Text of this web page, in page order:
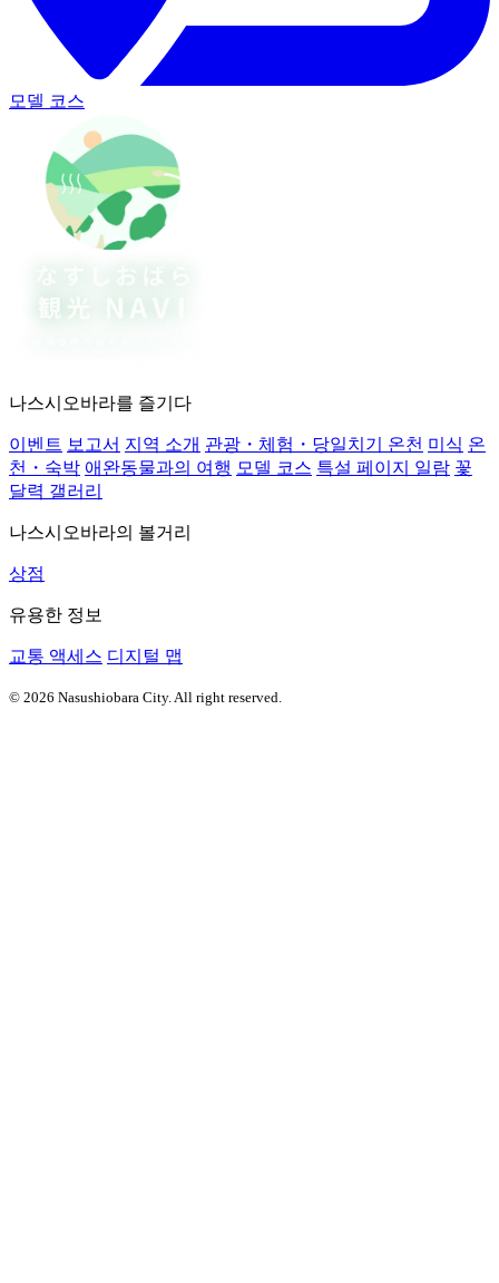
모델 코스
나스시오바라를 즐기다
이벤트 보고서 지역 소개 관광・체험・당일치기 온천 미식 온
천・숙박 애완동물과의 여행 모델 코스 특설 페이지 일람 꽃
달력 갤러리
나스시오바라의 볼거리
상점
유용한 정보
교통 액세스 디지털 맵
© 2026 Nasushiobara City. All right reserved.